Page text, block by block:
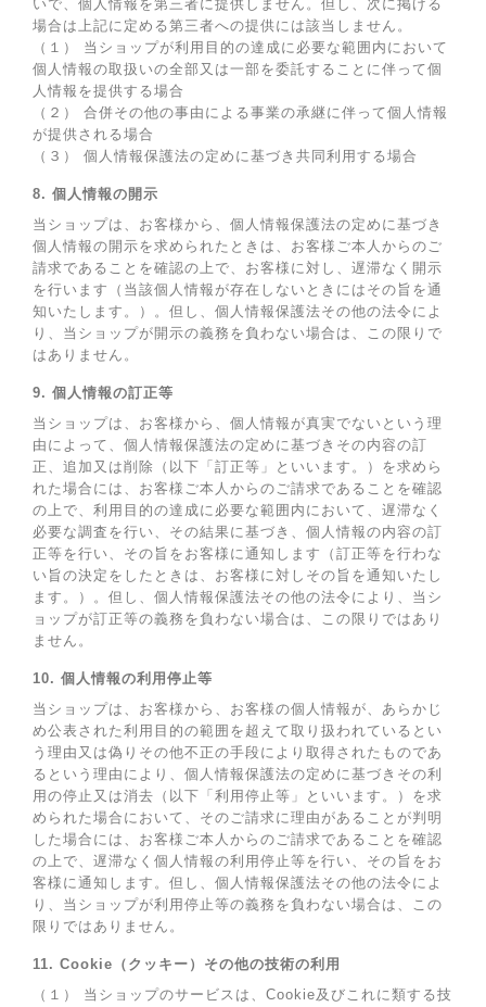
いで、個人情報を第三者に提供しません。但し、次に掲げる
場合は上記に定める第三者への提供には該当しません。
（１） 当ショップが利用目的の達成に必要な範囲内において
個人情報の取扱いの全部又は一部を委託することに伴って個
人情報を提供する場合
（２） 合併その他の事由による事業の承継に伴って個人情報
が提供される場合
（３） 個人情報保護法の定めに基づき共同利用する場合
8. 個人情報の開示
当ショップは、お客様から、個人情報保護法の定めに基づき
個人情報の開示を求められたときは、お客様ご本人からのご
請求であることを確認の上で、お客様に対し、遅滞なく開示
を行います（当該個人情報が存在しないときにはその旨を通
知いたします。）。但し、個人情報保護法その他の法令によ
り、当ショップが開示の義務を負わない場合は、この限りで
はありません。
9. 個人情報の訂正等
当ショップは、お客様から、個人情報が真実でないという理
由によって、個人情報保護法の定めに基づきその内容の訂
正、追加又は削除（以下「訂正等」といいます。）を求めら
れた場合には、お客様ご本人からのご請求であることを確認
の上で、利用目的の達成に必要な範囲内において、遅滞なく
必要な調査を行い、その結果に基づき、個人情報の内容の訂
正等を行い、その旨をお客様に通知します（訂正等を行わな
い旨の決定をしたときは、お客様に対しその旨を通知いたし
ます。）。但し、個人情報保護法その他の法令により、当シ
ョップが訂正等の義務を負わない場合は、この限りではあり
ません。
10. 個人情報の利用停止等
当ショップは、お客様から、お客様の個人情報が、あらかじ
め公表された利用目的の範囲を超えて取り扱われているとい
う理由又は偽りその他不正の手段により取得されたものであ
るという理由により、個人情報保護法の定めに基づきその利
用の停止又は消去（以下「利用停止等」といいます。）を求
められた場合において、そのご請求に理由があることが判明
した場合には、お客様ご本人からのご請求であることを確認
の上で、遅滞なく個人情報の利用停止等を行い、その旨をお
客様に通知します。但し、個人情報保護法その他の法令によ
り、当ショップが利用停止等の義務を負わない場合は、この
限りではありません。
11. Cookie（クッキー）その他の技術の利用
（１） 当ショップのサービスは、Cookie及びこれに類する技